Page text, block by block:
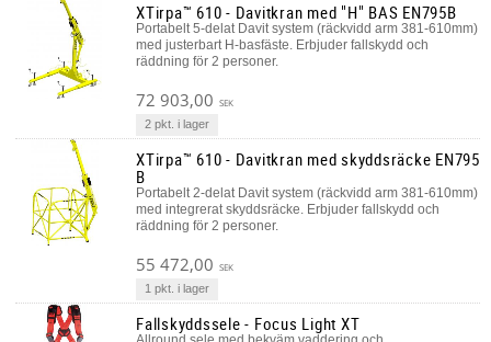
XTirpa™ 610 - Davitkran med "H" BAS EN795B
Portabelt 5-delat Davit system (räckvidd arm 381-610mm)
med justerbart H-basfäste. Erbjuder fallskydd och
räddning för 2 personer.
72 903,00 SEK
2 pkt. i lager
XTirpa™ 610 - Davitkran med skyddsräcke EN795
B
Portabelt 2-delat Davit system (räckvidd arm 381-610mm)
med integrerat skyddsräcke. Erbjuder fallskydd och
räddning för 2 personer.​
55 472,00 SEK
1 pkt. i lager
Fallskyddssele - Focus Light XT